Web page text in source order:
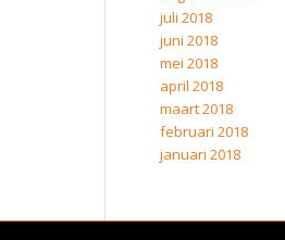
juli 2018
juni 2018
mei 2018
april 2018
maart 2018
februari 2018
januari 2018